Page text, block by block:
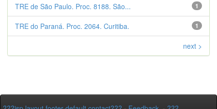
1
TRE de São Paulo. Proc. 8188. São...
1
TRE do Paraná. Proc. 2064. Curitiba.
next >